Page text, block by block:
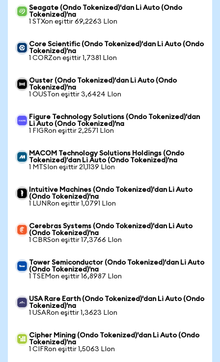
Seagate (Ondo Tokenized)'dan Li Auto (Ondo
Tokenized)'na
1 STXon eşittir 69,2263 LIon
Core Scientific (Ondo Tokenized)'dan Li Auto (Ondo
Tokenized)'na
1 CORZon eşittir 1,7381 LIon
Ouster (Ondo Tokenized)'dan Li Auto (Ondo
Tokenized)'na
1 OUSTon eşittir 3,6424 LIon
Figure Technology Solutions (Ondo Tokenized)'dan
Li Auto (Ondo Tokenized)'na
1 FIGRon eşittir 2,2571 LIon
MACOM Technology Solutions Holdings (Ondo
Tokenized)'dan Li Auto (Ondo Tokenized)'na
1 MTSIon eşittir 21,1139 LIon
Intuitive Machines (Ondo Tokenized)'dan Li Auto
(Ondo Tokenized)'na
1 LUNRon eşittir 1,0791 LIon
Cerebras Systems (Ondo Tokenized)'dan Li Auto
(Ondo Tokenized)'na
1 CBRSon eşittir 17,3766 LIon
Tower Semiconductor (Ondo Tokenized)'dan Li Auto
(Ondo Tokenized)'na
1 TSEMon eşittir 16,8987 LIon
USA Rare Earth (Ondo Tokenized)'dan Li Auto (Ondo
Tokenized)'na
1 USARon eşittir 1,3623 LIon
Cipher Mining (Ondo Tokenized)'dan Li Auto (Ondo
Tokenized)'na
1 CIFRon eşittir 1,5063 LIon